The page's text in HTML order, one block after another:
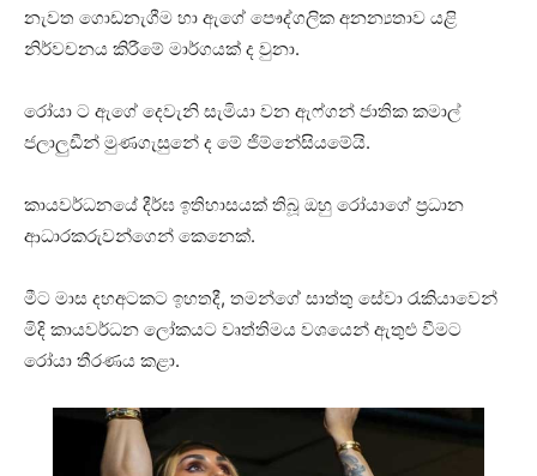
නැවත ගොඩනැගීම හා ඇගේ පෞද්ගලික අනන්‍යතාව යළි
නිර්වචනය කිරීමේ මාර්ගයක් ද වුනා.
රෝයා ට ඇගේ දෙවැනි සැමියා වන ඇෆ්ගන් ජාතික කමාල්
ජලාලුඩීන් මුණගැසුනේ ද මේ ජිම්නේසියමේයි.
කායවර්ධනයේ දීර්ඝ ඉතිහාසයක් තිබූ ඔහු රෝයාගේ ප්‍රධාන
ආධාරකරුවන්ගෙන් කෙනෙක්.
මීට මාස දහඅටකට ඉහතදී, තමන්ගේ සාත්තු සේවා රැකියාවෙන්
මිදි කායවර්ධන ලෝකයට වෘත්තිමය වශයෙන් ඇතුළු වීමට
රෝයා තීරණය කළා.